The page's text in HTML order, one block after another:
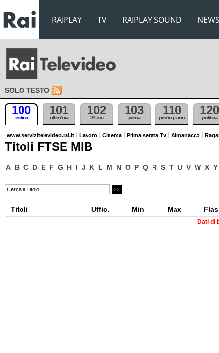
RAIPLAY TV RAIPLAY SOUND NEWS
SOLO TESTO
100
indice
101
ultim'ora
102
24 ore
103
prima
110
primo piano
120
politica
www.servizitelevideo.rai.it Lavoro Cinema Prima serata Tv Almanacco
Titoli FTSE MIB
A B C D E F G H I J K L M N O P Q R S T U V W X Y
Titoli Uffic. Min Max
Dati di